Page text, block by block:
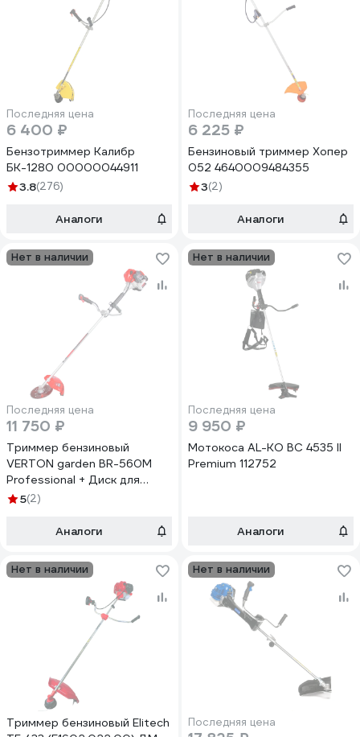
Последняя цена
6 400 ₽
Бензотриммер Калибр
БК-1280 00000044911
3.8(276)
Аналоги
Последняя цена
6 225 ₽
Бензиновый триммер Хопер
052 4640009484355
3(2)
Аналоги
Нет в наличии
Последняя цена
11 750 ₽
Триммер бензиновый
VERTON garden BR-560M
Professional + Диск для
триммера DOUBLE MOWING
01.9669.27810Комплект
5(2)
Аналоги
Нет в наличии
Последняя цена
9 950 ₽
Мотокоса AL-KO BC 4535 II
Premium 112752
Аналоги
Нет в наличии
Триммер бензиновый Elitech
Нет в наличии
Последняя цена